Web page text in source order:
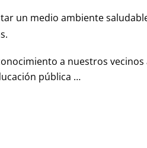
un medio ambiente
a nuestros vecinos
pública …